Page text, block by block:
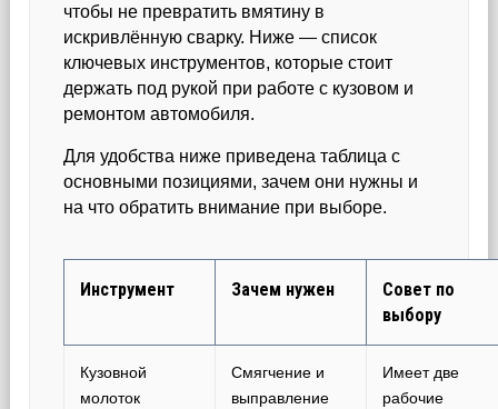
чтобы не превратить вмятину в
искривлённую сварку. Ниже — список
ключевых инструментов, которые стоит
держать под рукой при работе с кузовом и
ремонтом автомобиля.
Для удобства ниже приведена таблица с
основными позициями, зачем они нужны и
на что обратить внимание при выборе.
Инструмент Зачем нужен
Совет по
выбору
Кузовной
молоток
Смягчение и
выправление
Имеет две
рабочие